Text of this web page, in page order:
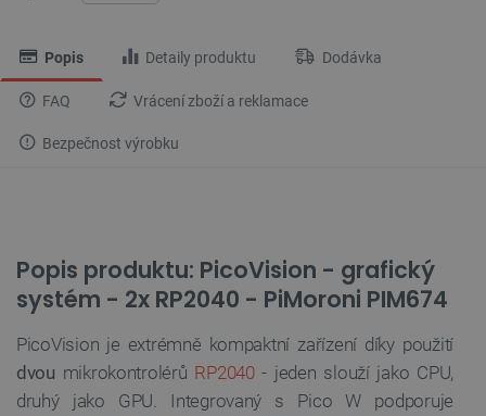
Popis Detaily produktu Dodávka
FAQ Vrácení zboží a reklamace
Bezpečnost výrobku
Popis produktu: PicoVision - grafický
systém - 2x RP2040 - PiMoroni PIM674
PicoVision je extrémně kompaktní zařízení díky použití
dvou mikrokontrolérů RP2040- jeden slouží jako CPU,
druhý jako GPU. Integrovaný s Pico W podporuje